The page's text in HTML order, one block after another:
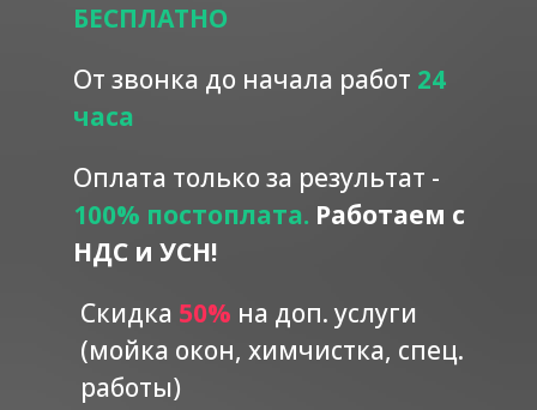
БЕСПЛАТНО
От звонка до начала работ 24
часа
Оплата только за результат -
100% постоплата. Работаем с
НДС и УСН!
Скидка 50% на доп. услуги
(мойка окон, химчистка, спец.
работы)